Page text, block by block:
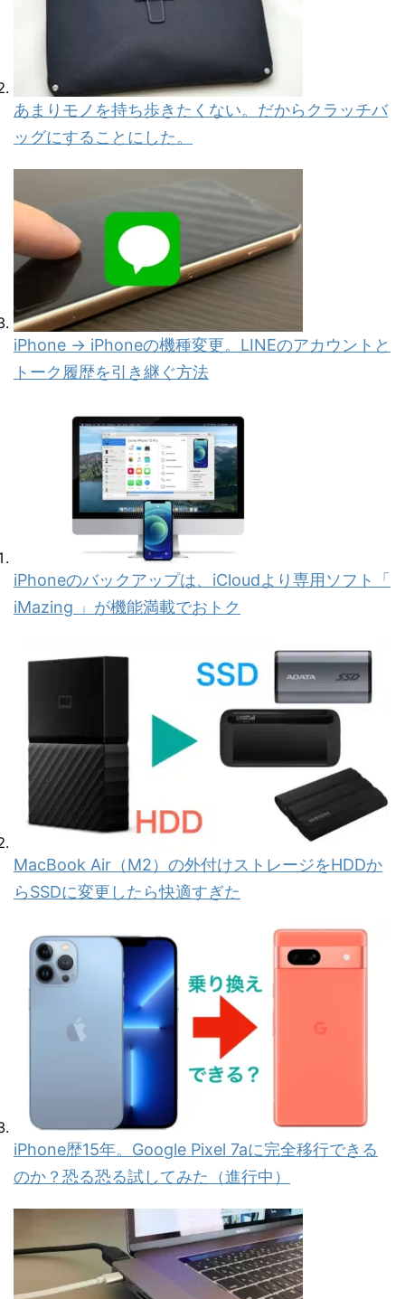
あまりモノを持ち歩きたくない。だからクラッチバ
ッグにすることにした。
iPhone → iPhoneの機種変更。LINEのアカウントと
トーク履歴を引き継ぐ方法
iPhoneのバックアップは、iCloudより専用ソフト「
iMazing 」が機能満載でおトク
MacBook Air（M2）の外付けストレージをHDDか
らSSDに変更したら快適すぎた
iPhone歴15年。Google Pixel 7aに完全移行できる
のか？恐る恐る試してみた（進行中）